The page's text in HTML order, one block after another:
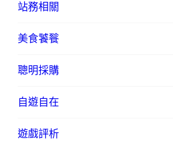
站務相關
美食饕餮
聰明採購
自遊自在
遊戲評析